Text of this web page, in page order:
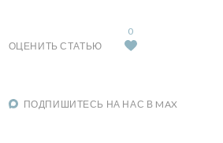
ОЦЕНИТЬ СТАТЬЮ
0
ПОДПИШИТЕСЬ НА НАС В MAX